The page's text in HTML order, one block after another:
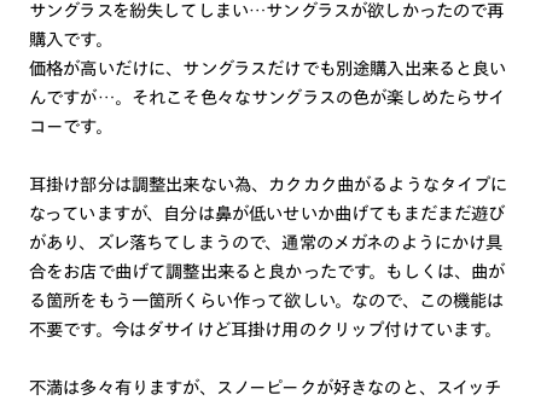
フレームについて
・フレーム形状の特性上作成いただけない度数がございます。
単焦点レンズ S面C面合算:-9.00以上/ S：+2.25より作成
不可
累 進レンズ S：+度数はすべて作成不可
※こちらの商品のカラー・柄によっては個体差がございます。
特集ページはこちら
CAMP HACKタイアップ記事はこちら
サングラスを紛失してしまい…サングラスが欲しかったので再
購入です。
価格が高いだけに、サングラスだけでも別途購入出来ると良い
んですが…。それこそ色々なサングラスの色が楽しめたらサイ
コーです。
耳掛け部分は調整出来ない為、カクカク曲がるようなタイプに
なっていますが、自分は鼻が低いせいか曲げてもまだまだ遊び
があり、ズレ落ちてしまうので、通常のメガネのようにかけ具
合をお店で曲げて調整出来ると良かったです。もしくは、曲が
る箇所をもう一箇所くらい作って欲しい。なので、この機能は
不要です。今はダサイけど耳掛け用のクリップ付けています。
不満は多々有りますが、スノーピークが好きなのと、スイッチ